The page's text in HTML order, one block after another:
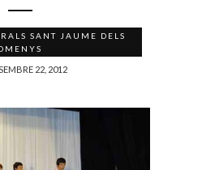
SANT JAUME DELS
22, 2012